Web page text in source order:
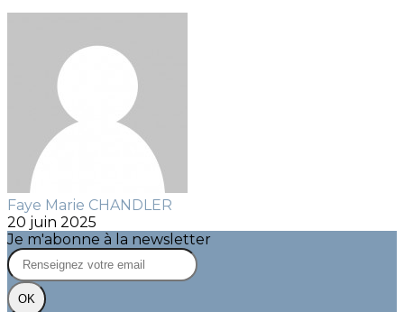
Faye Marie CHANDLER
20 juin 2025
Je m'abonne à la newsletter
OK